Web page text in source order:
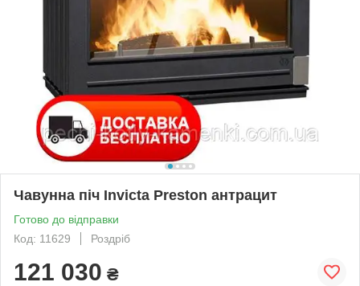
Чавунна піч Invicta Preston антрацит
Готово до відправки
Код: 11629
Роздріб
121 030 ₴